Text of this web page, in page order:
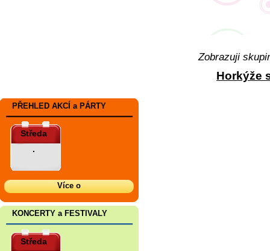
Zobrazuji
Horkýže
PŘEHLED AKCÍ a PÁRTY
Středa
.
Více o
KONCERTY a FESTIVALY
Středa